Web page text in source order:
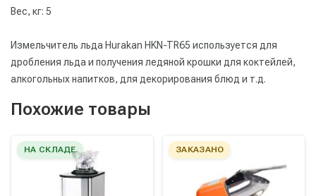
Вес, кг: 5
Измельчитель льда Hurakan HKN-TR65 используется для
дробления льда и получения ледяной крошки для коктейлей,
алкогольных напитков, для декорирования блюд и т.д.
Похожие товары
НА СКЛАДЕ ЗАКАЗАНО